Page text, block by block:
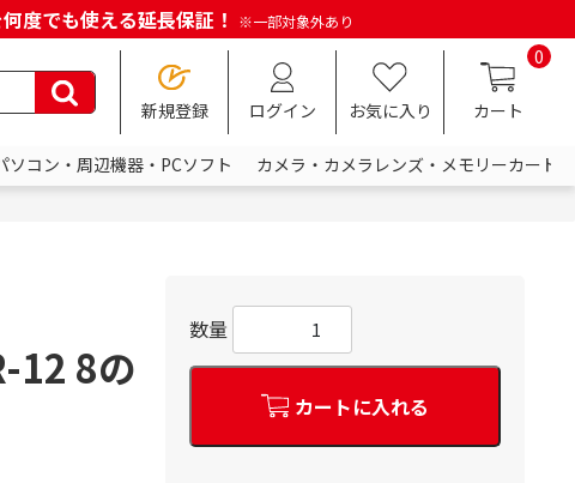
度でも使える延長保証！ ※一部対象外あり
新規登録 ログイン お気に入り
0
カート
ソコン・周辺機器・PCソフト
カメラ・カメラレンズ・メモリーカード
12 8の
数量
カートに入れる